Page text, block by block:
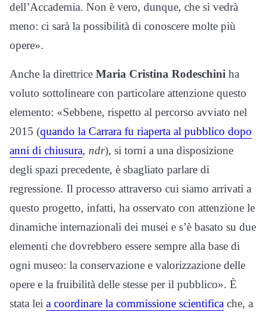
dell’Accademia. Non è vero, dunque, che si vedrà
meno: ci sarà la possibilità di conoscere molte più
opere».
Anche la direttrice Maria Cristina Rodeschini ha
voluto sottolineare con particolare attenzione questo
elemento: «Sebbene, rispetto al percorso avviato nel
2015 (quando la Carrara fu riaperta al pubblico dopo
anni di chiusura, ndr), si torni a una disposizione
degli spazi precedente, è sbagliato parlare di
regressione. Il processo attraverso cui siamo arrivati a
questo progetto, infatti, ha osservato con attenzione le
dinamiche internazionali dei musei e s’è basato su due
elementi che dovrebbero essere sempre alla base di
ogni museo: la conservazione e valorizzazione delle
opere e la fruibilità delle stesse per il pubblico». È
stata lei a coordinare la commissione scientifica che, a